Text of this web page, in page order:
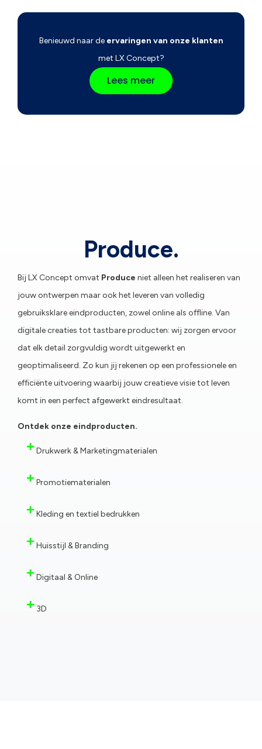
Benieuwd naar de ervaringen van onze klanten
met LX Concept?
Lees meer
Produce.
Bij LX Concept omvat Produce niet alleen het realiseren van
jouw ontwerpen maar ook het leveren van volledig
gebruiksklare eindproducten, zowel online als offline. Van
digitale creaties tot tastbare producten: wij zorgen ervoor
dat elk detail zorgvuldig wordt uitgewerkt en
geoptimaliseerd. Zo kun jij rekenen op een professionele en
efficiënte uitvoering waarbij jouw creatieve visie tot leven
komt in een perfect afgewerkt eindresultaat.
Ontdek onze eindproducten.
Drukwerk & Marketingmaterialen
Promotiematerialen
Kleding en textiel bedrukken
Huisstijl & Branding
Digitaal & Online
3D